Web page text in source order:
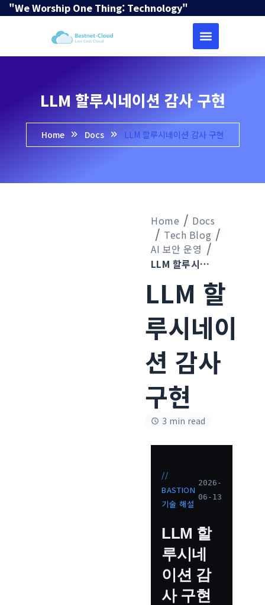
"We Worship One Thing: Technology"
LLM 할루시네이션 감사 구현
Home Docs LLM 할루시네이션 감사 구현
Home
Docs
Tech Blog
AI 보안 운영
LLM 할루시네이션 감사 구현
LLM 할
루시네이
션 감사
구현
3 min read
//
BASTION
기술 해설
2026-
06-13
LLM 할
루시네
이션 감
사 구현